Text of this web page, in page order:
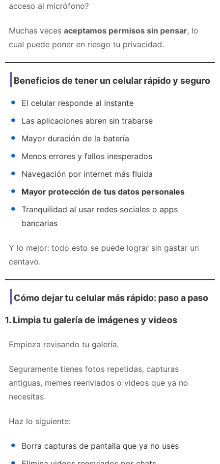
acceso al micrófono?
Muchas veces aceptamos permisos sin pensar, lo
cual puede poner en riesgo tu privacidad.
Beneficios de tener un celular rápido y seguro
El celular responde al instante
Las aplicaciones abren sin trabarse
Mayor duración de la batería
Menos errores y fallos inesperados
Navegación por internet más fluida
Mayor protección de tus datos personales
Tranquilidad al usar redes sociales o apps
bancarias
Y lo mejor: todo esto se puede lograr sin gastar un
centavo.
Cómo dejar tu celular más rápido: paso a paso
1. Limpia tu galería de imágenes y videos
Empieza revisando tu galería.
Seguramente tienes fotos repetidas, capturas
antiguas, memes reenviados o videos que ya no
necesitas.
Haz lo siguiente:
Borra capturas de pantalla que ya no uses